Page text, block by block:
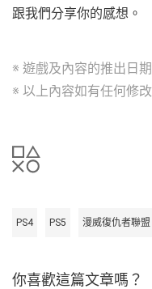
跟我們分享你的感想。
※ 遊戲及內容的推出日
※ 以上內容如有任何修
PS4 PS5 漫威復仇者聯盟
你喜歡這篇文章嗎？